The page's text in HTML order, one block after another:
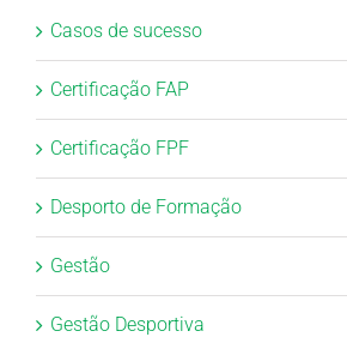
Casos de sucesso
Certificação FAP
Certificação FPF
Desporto de Formação
Gestão
Gestão Desportiva